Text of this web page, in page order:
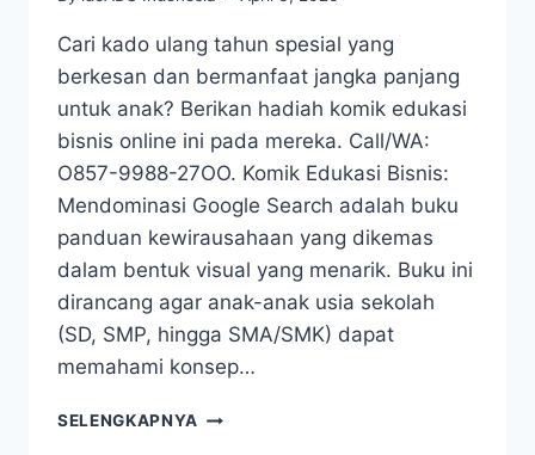
Cari kado ulang tahun spesial yang
berkesan dan bermanfaat jangka panjang
untuk anak? Berikan hadiah komik edukasi
bisnis online ini pada mereka. Call/WA:
O857-9988-27OO. Komik Edukasi Bisnis:
Mendominasi Google Search adalah buku
panduan kewirausahaan yang dikemas
dalam bentuk visual yang menarik. Buku ini
dirancang agar anak-anak usia sekolah
(SD, SMP, hingga SMA/SMK) dapat
memahami konsep…
SELENGKAPNYA PRE-